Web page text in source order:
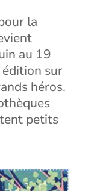
la
au 19
sur
héros.
petits